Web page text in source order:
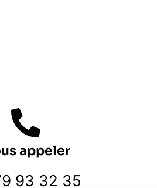
appeler
93 32 35